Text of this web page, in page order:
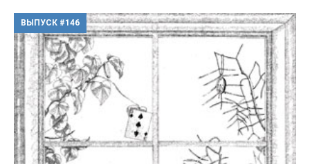
ВЫПУСК #146